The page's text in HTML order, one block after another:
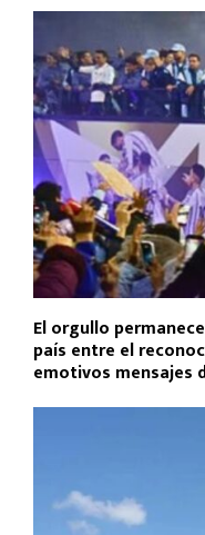
El orgullo
país entre el
emotivos mensajes